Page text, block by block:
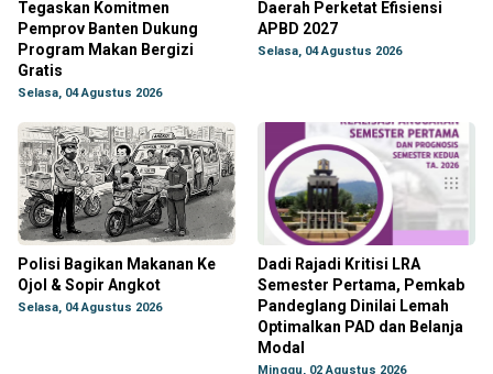
Tegaskan Komitmen
Pemprov Banten Dukung
Program Makan Bergizi
Gratis
Selasa, 04 Agustus 2026
Daerah Perketat Efisiensi
APBD 2027
Selasa, 04 Agustus 2026
Polisi Bagikan Makanan Ke
Ojol & Sopir Angkot
Selasa, 04 Agustus 2026
Dadi Rajadi Kritisi LRA
Semester Pertama, Pemkab
Pandeglang Dinilai Lemah
Optimalkan PAD dan Belanja
Modal
Minggu, 02 Agustus 2026